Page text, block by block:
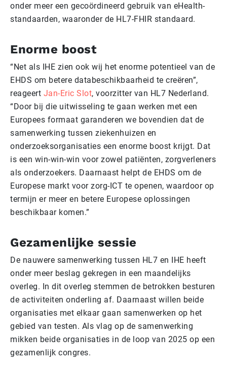
onder meer een gecoördineerd gebruik van eHealth-
standaarden, waaronder de HL7-FHIR standaard.
Enorme boost
“Net als IHE zien ook wij het enorme potentieel van de
EHDS om betere databeschikbaarheid te creëren”,
reageert Jan-Eric Slot, voorzitter van HL7 Nederland.
“Door bij die uitwisseling te gaan werken met een
Europees formaat garanderen we bovendien dat de
samenwerking tussen ziekenhuizen en
onderzoeksorganisaties een enorme boost krijgt. Dat
is een win-win-win voor zowel patiënten, zorgverleners
als onderzoekers. Daarnaast helpt de EHDS om de
Europese markt voor zorg-ICT te openen, waardoor op
termijn er meer en betere Europese oplossingen
beschikbaar komen.”
Gezamenlijke sessie
De nauwere samenwerking tussen HL7 en IHE heeft
onder meer beslag gekregen in een maandelijks
overleg. In dit overleg stemmen de betrokken besturen
de activiteiten onderling af. Daarnaast willen beide
organisaties met elkaar gaan samenwerken op het
gebied van testen. Als vlag op de samenwerking
mikken beide organisaties in de loop van 2025 op een
gezamenlijk congres.